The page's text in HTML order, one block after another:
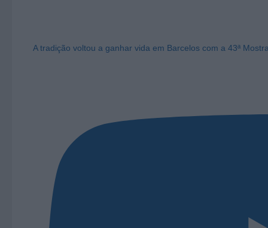
A tradição voltou a ganhar vida em Barcelos com a 43ª